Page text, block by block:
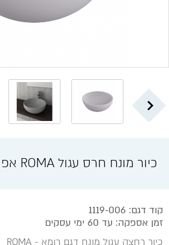
כיור מונח חרס עגול ROMA אפור מט
קוד דגם: 1119-006
זמן אספקה: עד 60 ימי עסקים
כיור רחצה עגול מונח דגם רומא - ROMA